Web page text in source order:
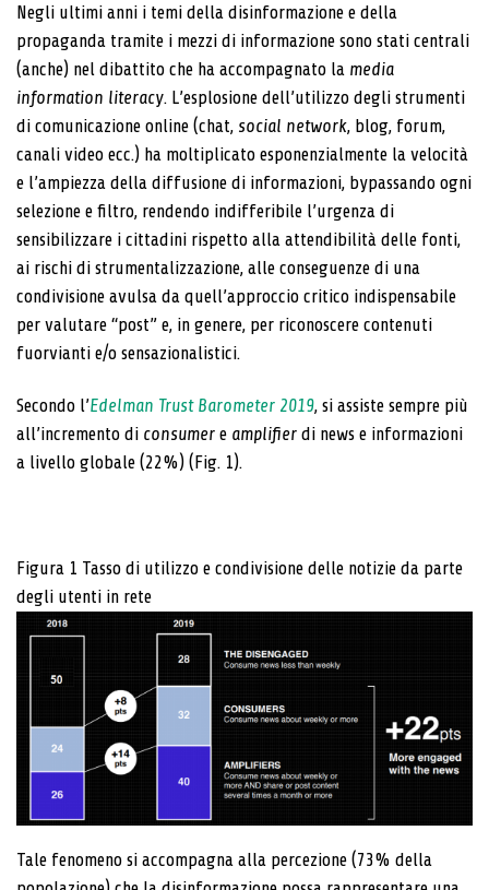
Negli ultimi anni i temi della disinformazione e della
propaganda tramite i mezzi di informazione sono stati centrali
(anche) nel dibattito che ha accompagnato la media
information literacy. L’esplosione dell’utilizzo degli strumenti
di comunicazione online (chat, social network, blog, forum,
canali video ecc.) ha moltiplicato esponenzialmente la velocità
e l’ampiezza della diffusione di informazioni, bypassando ogni
selezione e filtro, rendendo indifferibile l’urgenza di
sensibilizzare i cittadini rispetto alla attendibilità delle fonti,
ai rischi di strumentalizzazione, alle conseguenze di una
condivisione avulsa da quell’approccio critico indispensabile
per valutare “post” e, in genere, per riconoscere contenuti
fuorvianti e/o sensazionalistici.
Secondo l’Edelman Trust Barometer 2019, si assiste sempre più
all’incremento di consumer e amplifier di news e informazioni
a livello globale (22%) (Fig. 1).
Figura 1 Tasso di utilizzo e condivisione delle notizie da parte
degli utenti in rete
Tale fenomeno si accompagna alla percezione (73% della